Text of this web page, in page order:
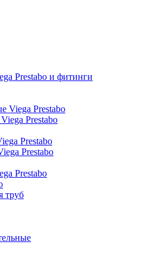
Prestabo и фитинги
Viega Prestabo
Prestabo
Prestabo
Prestabo
Prestabo
труб